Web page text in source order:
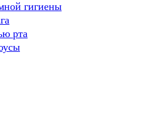
гигиены
рта